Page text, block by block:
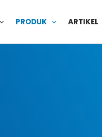
PRODUK ARTIKEL